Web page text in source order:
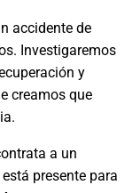
accidente de
Investigaremos
y
creamos que
a un
presente para